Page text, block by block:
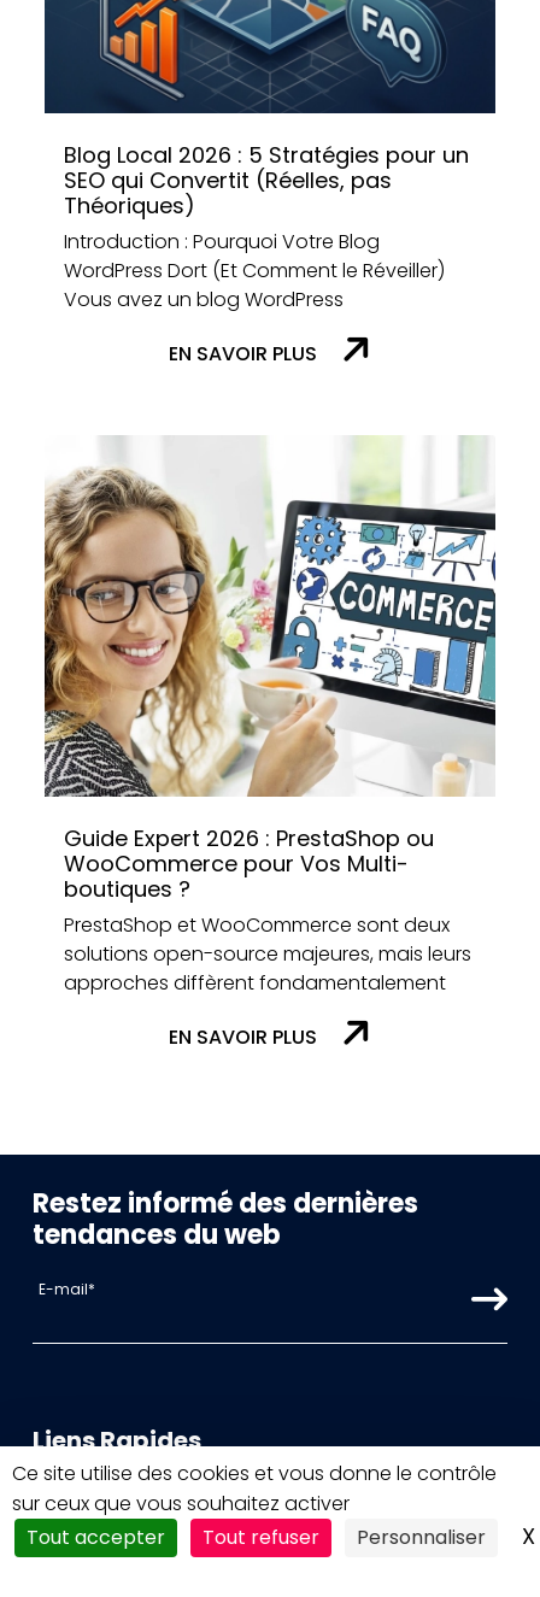
Ce site utilise des cookies et vous donne le contrôle
sur ceux que vous souhaitez activer
Tout accepter
Tout refuser Personnaliser X
Blog Local 2026 : 5 Stratégies pour un
SEO qui Convertit (Réelles, pas
Théoriques)
Introduction : Pourquoi Votre Blog
WordPress Dort (Et Comment le Réveiller)
Vous avez un blog WordPress
EN SAVOIR PLUS
Guide Expert 2026 : PrestaShop ou
WooCommerce pour Vos Multi-
boutiques ?
PrestaShop et WooCommerce sont deux
solutions open-source majeures, mais leurs
approches diffèrent fondamentalement
EN SAVOIR PLUS
Restez informé des dernières
tendances du web
Liens Rapides
ACCUEIL
AGENCE WEB